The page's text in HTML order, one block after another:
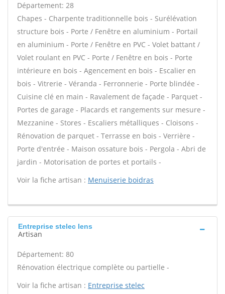
Département: 28
Chapes - Charpente traditionnelle bois - Surélévation
structure bois - Porte / Fenêtre en aluminium - Portail
en aluminium - Porte / Fenêtre en PVC - Volet battant /
Volet roulant en PVC - Porte / Fenêtre en bois - Porte
intérieure en bois - Agencement en bois - Escalier en
bois - Vitrerie - Véranda - Ferronnerie - Porte blindée -
Cuisine clé en main - Ravalement de façade - Parquet -
Portes de garage - Placards et rangements sur mesure -
Mezzanine - Stores - Escaliers métalliques - Cloisons -
Rénovation de parquet - Terrasse en bois - Verrière -
Porte d'entrée - Maison ossature bois - Pergola - Abri de
jardin - Motorisation de portes et portails -
Voir la fiche artisan : Menuiserie boidras
Entreprise stelec Iens
Artisan
Département: 80
Rénovation électrique complète ou partielle -
Voir la fiche artisan : Entreprise stelec